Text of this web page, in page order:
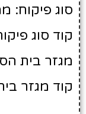
סוג פיקוח:
קוד סוג
מגזר בית
קוד מגזר